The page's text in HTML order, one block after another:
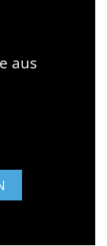
aus